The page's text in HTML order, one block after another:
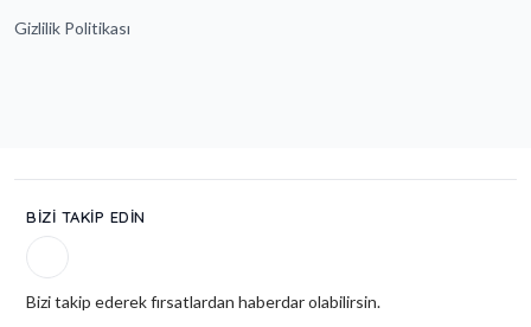
Gizlilik Politikası
BIZI TAKIP EDIN
Bizi takip ederek fırsatlardan haberdar olabilirsin.